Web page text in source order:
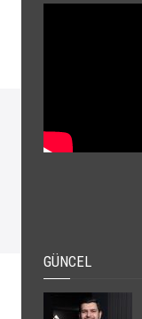
GÜNCEL